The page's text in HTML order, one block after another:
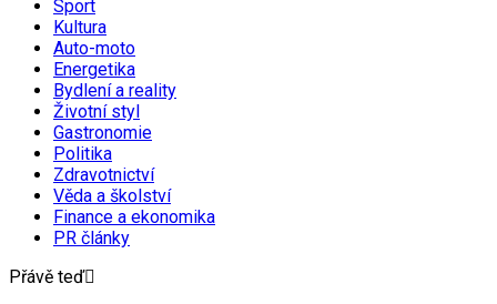
Sport
Kultura
Auto-moto
Energetika
Bydlení a reality
Životní styl
Gastronomie
Politika
Zdravotnictví
Věda a školství
Finance a ekonomika
PR články
Přávě teď